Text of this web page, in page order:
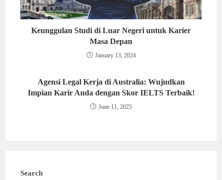
Keunggulan Studi di Luar Negeri untuk Karier
Masa Depan
January 13, 2024
Agensi Legal Kerja di Australia: Wujudkan
Impian Karir Anda dengan Skor IELTS Terbaik!
June 11, 2025
Search